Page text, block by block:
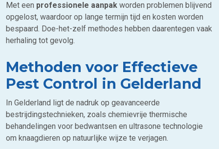
Met een professionele aanpak worden problemen blijvend
opgelost, waardoor op lange termijn tijd en kosten worden
bespaard. Doe-het-zelf methodes hebben daarentegen vaak
herhaling tot gevolg.
Methoden voor Effectieve
Pest Control in Gelderland
In Gelderland ligt de nadruk op geavanceerde
bestrijdingstechnieken, zoals chemievrije thermische
behandelingen voor bedwantsen en ultrasone technologie
om knaagdieren op natuurlijke wijze te verjagen.